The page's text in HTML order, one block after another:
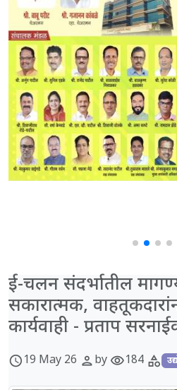
ई-चलन संदर्भातील
सकारात्मक,
कार्यवाही - प्रताप
schedule19 May 26 personby visibility184 category